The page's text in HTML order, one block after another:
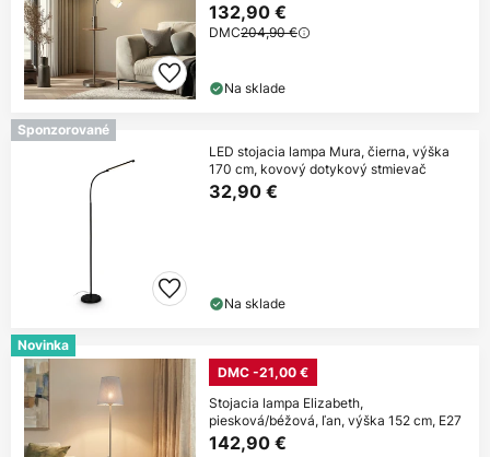
132,90 €
DMC204,90 €
Na sklade
Sponzorované
LED stojacia lampa Mura, čierna, výška
170 cm, kovový dotykový stmievač
32,90 €
Na sklade
Novinka
DMC -21,00 €
Stojacia lampa Elizabeth,
piesková/béžová, ľan, výška 152 cm, E27
142,90 €